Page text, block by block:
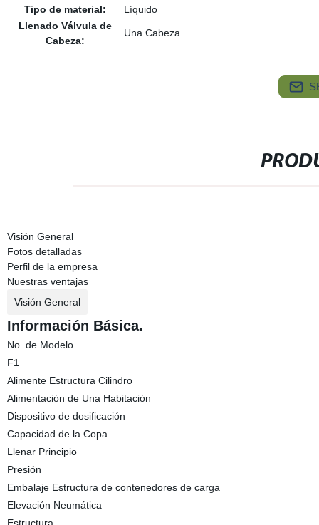
Tipo de material:
Líquido
Llenado Válvula de
Cabeza:
Una Cabeza
Visión General
Fotos detalladas
Perfil de la empresa
Nuestras ventajas
Visión General
Información Básica.
No. de Modelo.
F1
Alimente Estructura Cilindro
Alimentación de Una Habitación
Dispositivo de dosificación
Capacidad de la Copa
Llenar Principio
Presión
Embalaje Estructura de contenedores de carga
Elevación Neumática